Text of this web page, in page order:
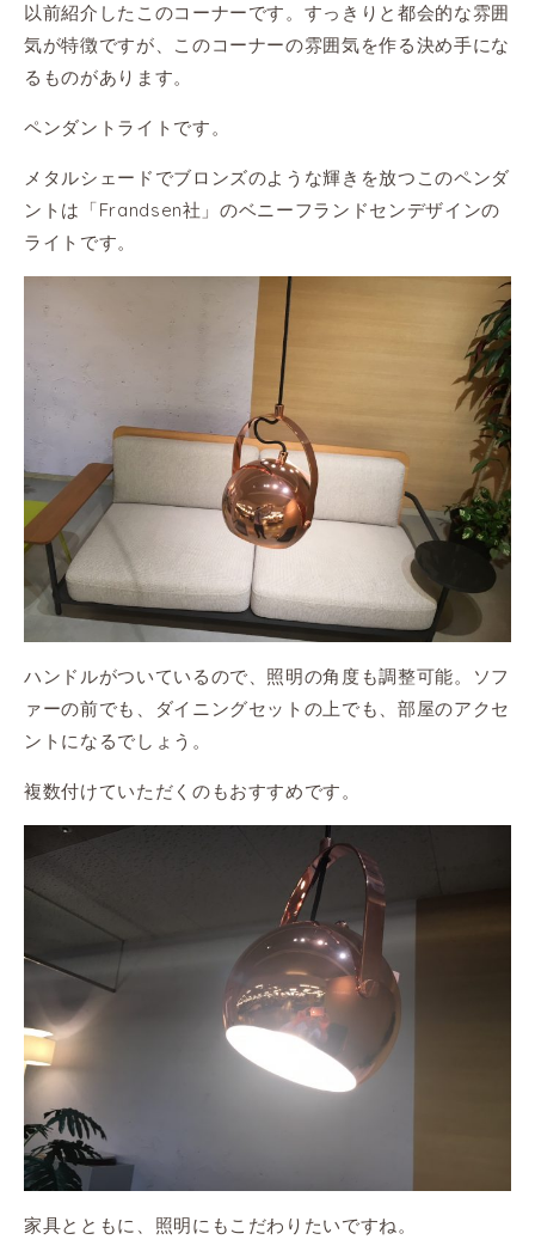
以前紹介したこのコーナーです。すっきりと都会的な雰囲
気が特徴ですが、このコーナーの雰囲気を作る決め手にな
るものがあります。
ペンダントライトです。
メタルシェードでブロンズのような輝きを放つこのペンダ
ントは「Frandsen社」のベニーフランドセンデザインの
ライトです。
ハンドルがついているので、照明の角度も調整可能。ソフ
ァーの前でも、ダイニングセットの上でも、部屋のアクセ
ントになるでしょう。
複数付けていただくのもおすすめです。
家具とともに、照明にもこだわりたいですね。